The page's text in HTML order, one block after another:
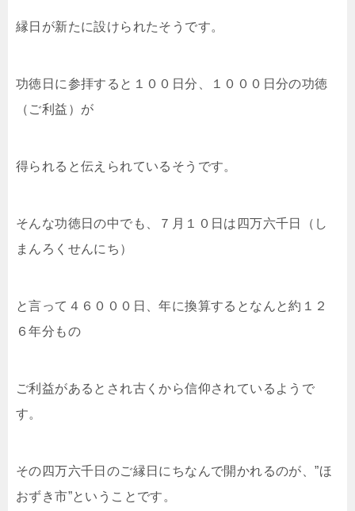
縁日が新たに設けられたそうです。
功徳日に参拝すると１００日分、１０００日分の功徳
（ご利益）が
得られると伝えられているそうです。
そんな功徳日の中でも、７月１０日は四万六千日（し
まんろくせんにち）
と言って４６０００日、年に換算するとなんと約１２
６年分もの
ご利益があるとされ古くから信仰されているようで
す。
その四万六千日のご縁日にちなんで開かれるのが、”ほ
おずき市”ということです。